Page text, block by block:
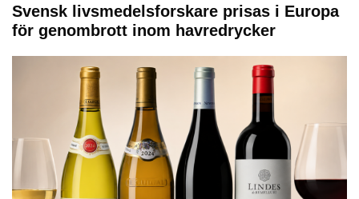
Svensk livsmedelsforskare prisas i Europa
för genombrott inom havredrycker